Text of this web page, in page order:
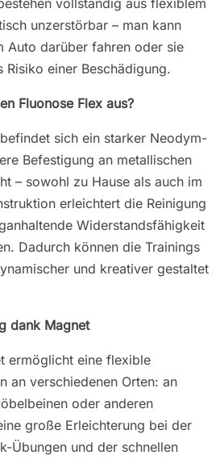
unzerstörbar – man kann
Auto darüber fahren oder sie
einer Beschädigung.
Fluonose Flex aus?
sich ein starker Neodym-
Befestigung an metallischen
– sowohl zu Hause als auch im
erleichtert die Reinigung
Widerstandsfähigkeit
Dadurch können die Trainings
und kreativer gestaltet
dank Magnet
ermöglicht eine flexible
an verschiedenen Orten: an
oder anderen
große Erleichterung bei der
Übungen und der schnellen